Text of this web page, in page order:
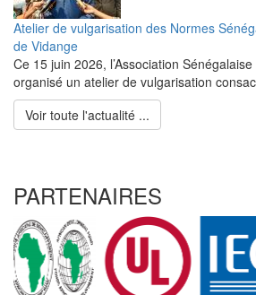
Atelier de vulgarisation des Normes
de Vidange
Ce 15 juin 2026, l’Association
organisé un atelier de vulgarisation
Voir toute l'actualité ...
PARTENAIRES